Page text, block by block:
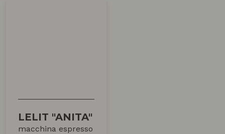
LELIT "ANITA"
macchina espresso